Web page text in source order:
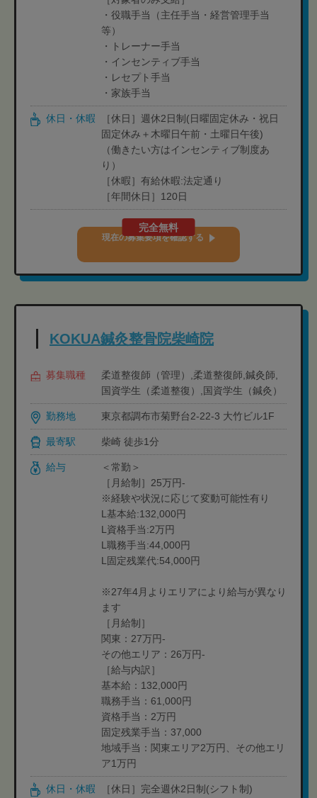
・役職手当（主任手当・経営管理手当
等）
・トレーナー手当
・インセンティブ手当
・レセプト手当
・家族手当
休日・休暇
［休日］週休2日制(日曜固定休み・祝日
固定休み＋木曜日午前・土曜日午後)
（働きたい方はインセンティブ制度あ
り）
［休暇］有給休暇:法定通り
［年間休日］120日
完全無料
現在の募集要項を確認する
KOKUA鍼灸整骨院柴崎院
募集職種
柔道整復師（管理）,柔道整復師,鍼灸師,
国資学生（柔道整復）,国資学生（鍼灸）
勤務地 東京都調布市菊野台2-22-3 大竹ビル1F
最寄駅 柴崎 徒歩1分
給与
＜常勤＞
［月給制］25万円-
※経験や状況に応じて変動可能性有り
L基本給:132,000円
L資格手当:2万円
L職務手当:44,000円
L固定残業代:54,000円
※27年4月よりエリアにより給与が異なり
ます
［月給制］
関東：27万円-
その他エリア：26万円-
［給与内訳］
基本給：132,000円
職務手当：61,000円
資格手当：2万円
固定残業手当：37,000
地域手当：関東エリア2万円、その他エリ
ア1万円
休日・休暇
［休日］完全週休2日制(シフト制)